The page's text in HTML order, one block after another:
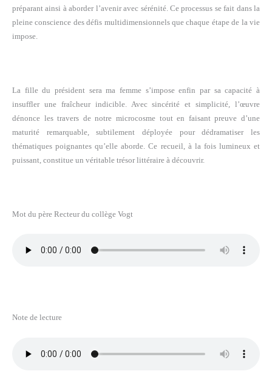
préparant ainsi à aborder l’avenir avec sérénité. Ce processus se fait dans la
pleine conscience des défis multidimensionnels que chaque étape de la vie
impose.
La fille du président sera ma femme s’impose enfin par sa capacité à
insuffler une fraîcheur indicible. Avec sincérité et simplicité, l’œuvre
dénonce les travers de notre microcosme tout en faisant preuve d’une
maturité remarquable, subtilement déployée pour dédramatiser les
thématiques poignantes qu’elle aborde. Ce recueil, à la fois lumineux et
puissant, constitue un véritable trésor littéraire à découvrir.
Mot du père Recteur du collège Vogt
Note de lecture